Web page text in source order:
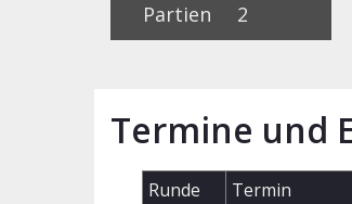
Partien
2
Termine und
Runde Termin